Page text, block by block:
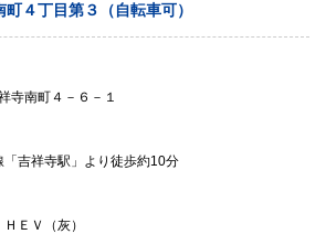
４丁目第３（自転車可）
寺南町４－６－１
「吉祥寺駅」より徒歩約10分
ＥＶ（灰）